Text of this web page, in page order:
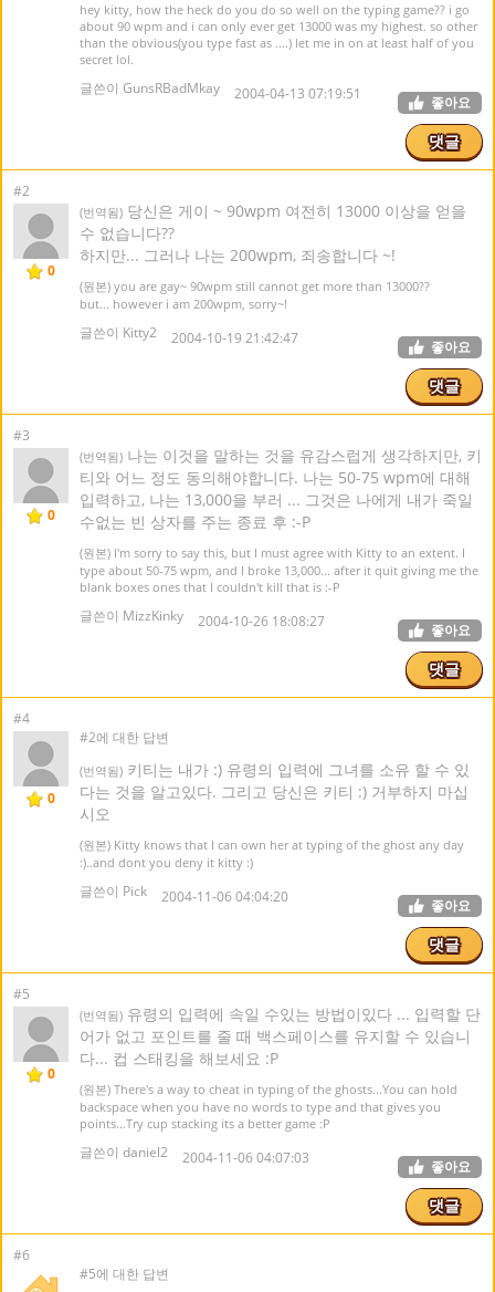
hey kitty, how the heck do you do so well on the typing game?? i go
about 90 wpm and i can only ever get 13000 was my highest. so other
than the obvious(you type fast as ....) let me in on at least half of you
secret lol.
글쓴이 GunsRBadMkay 2004-04-13 07:19:51 좋아요
댓글
#2
0
(번역됨) 당신은 게이 ~ 90wpm 여전히 13000 이상을 얻을
수 없습니다??
하지만... 그러나 나는 200wpm, 죄송합니다 ~!
(원본) you are gay~ 90wpm still cannot get more than 13000??
but... however i am 200wpm, sorry~!
글쓴이 Kitty2 2004-10-19 21:42:47 좋아요
댓글
#3
0
(번역됨) 나는 이것을 말하는 것을 유감스럽게 생각하지만, 키
티와 어느 정도 동의해야합니다. 나는 50-75 wpm에 대해
입력하고, 나는 13,000을 부러 ... 그것은 나에게 내가 죽일
수없는 빈 상자를 주는 종료 후 :-P
(원본) I'm sorry to say this, but I must agree with Kitty to an extent. I
type about 50-75 wpm, and I broke 13,000... after it quit giving me the
blank boxes ones that I couldn't kill that is :-P
글쓴이 MizzKinky 2004-10-26 18:08:27 좋아요
댓글
#4
0
#2에 대한 답변
(번역됨) 키티는 내가 :) 유령의 입력에 그녀를 소유 할 수 있
다는 것을 알고있다. 그리고 당신은 키티 :) 거부하지 마십
시오
(원본) Kitty knows that I can own her at typing of the ghost any day
:)..and dont you deny it kitty :)
글쓴이 Pick 2004-11-06 04:04:20 좋아요
댓글
#5
0
(번역됨) 유령의 입력에 속일 수있는 방법이있다 ... 입력할 단
어가 없고 포인트를 줄 때 백스페이스를 유지할 수 있습니
다... 컵 스태킹을 해보세요 :P
(원본) There's a way to cheat in typing of the ghosts...You can hold
backspace when you have no words to type and that gives you
points...Try cup stacking its a better game :P
글쓴이 daniel2 2004-11-06 04:07:03 좋아요
댓글
#6
#5에 대한 답변